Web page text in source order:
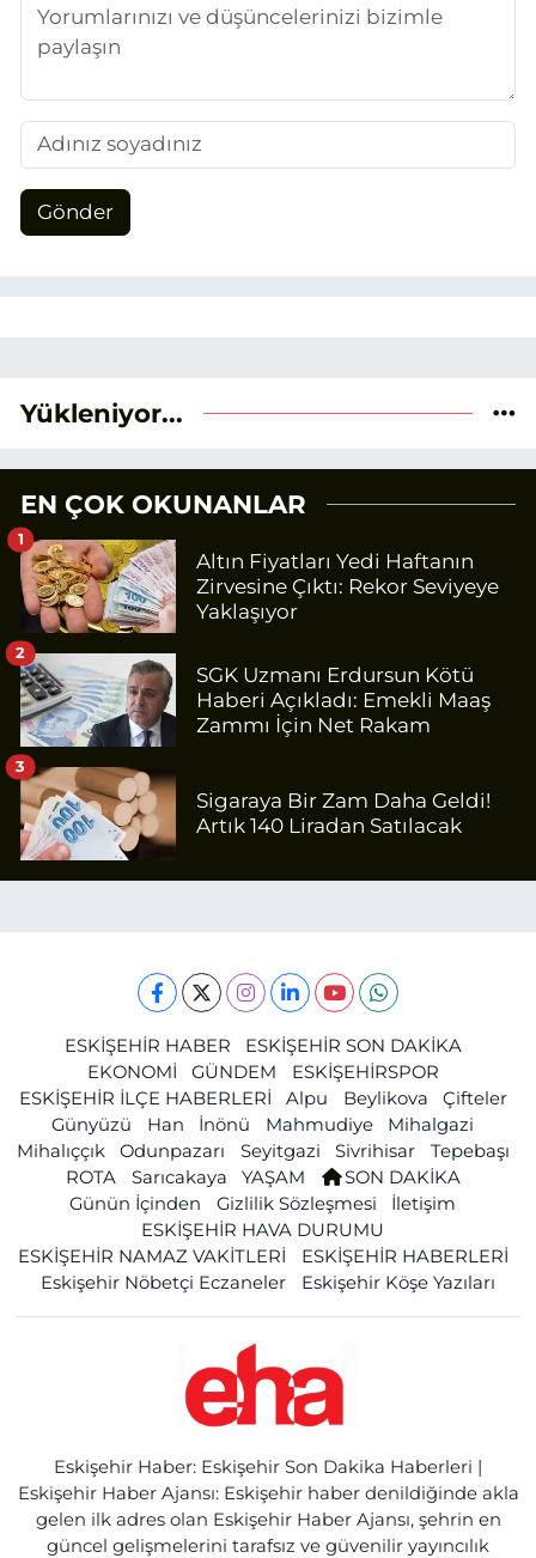
Gönder
Yükleniyor...
EN ÇOK OKUNANLAR
Altın Fiyatları Yedi Haftanın
Zirvesine Çıktı: Rekor Seviyeye
Yaklaşıyor
1
SGK Uzmanı Erdursun Kötü
Haberi Açıkladı: Emekli Maaş
Zammı İçin Net Rakam
2
Sigaraya Bir Zam Daha Geldi!
Artık 140 Liradan Satılacak
3
ESKİŞEHİR HABER
ESKİŞEHİR SON DAKİKA
EKONOMİ
GÜNDEM
ESKİŞEHİRSPOR
ESKİŞEHİR İLÇE HABERLERİ
Alpu Beylikova
Çifteler
Günyüzü
Han İnönü Mahmudiye
Mihalgazi
Mihalıççık
Odunpazarı Seyitgazi Sivrihisar
Tepebaşı
ROTA
Sarıcakaya YAŞAM
SON DAKİKA
Günün İçinden
Gizlilik Sözleşmesi
İletişim
ESKİŞEHİR HAVA DURUMU
ESKİŞEHİR NAMAZ VAKİTLERİ
ESKİŞEHİR HABERLERİ
Eskişehir Nöbetçi Eczaneler
Eskişehir Köşe Yazıları
Eskişehir Haber: Eskişehir Son Dakika Haberleri |
Eskişehir Haber Ajansı: Eskişehir haber denildiğinde akla
gelen ilk adres olan Eskişehir Haber Ajansı, şehrin en
güncel gelişmelerini tarafsız ve güvenilir yayıncılık